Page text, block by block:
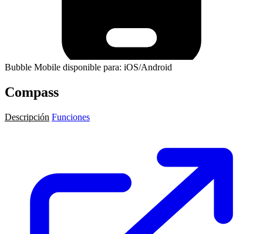
Bubble Mobile disponible para: iOS/Android
Compass
Descripción Funciones